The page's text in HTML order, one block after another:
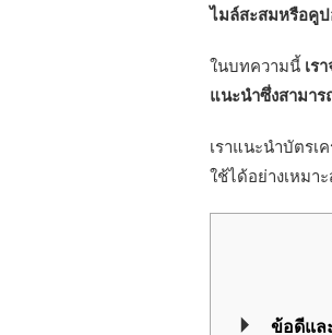
ไมล์สะสมหรือคู
ในบทความนี้ เร
แนะนำซึ่งสามา
เราแนะนำบัตร
ใช้ได้อย่างเหมา
ข้อดีแล